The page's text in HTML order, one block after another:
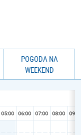
POGODA NA
WEEKEND